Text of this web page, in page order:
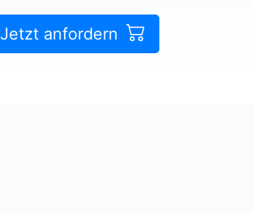
Jetzt anfordern